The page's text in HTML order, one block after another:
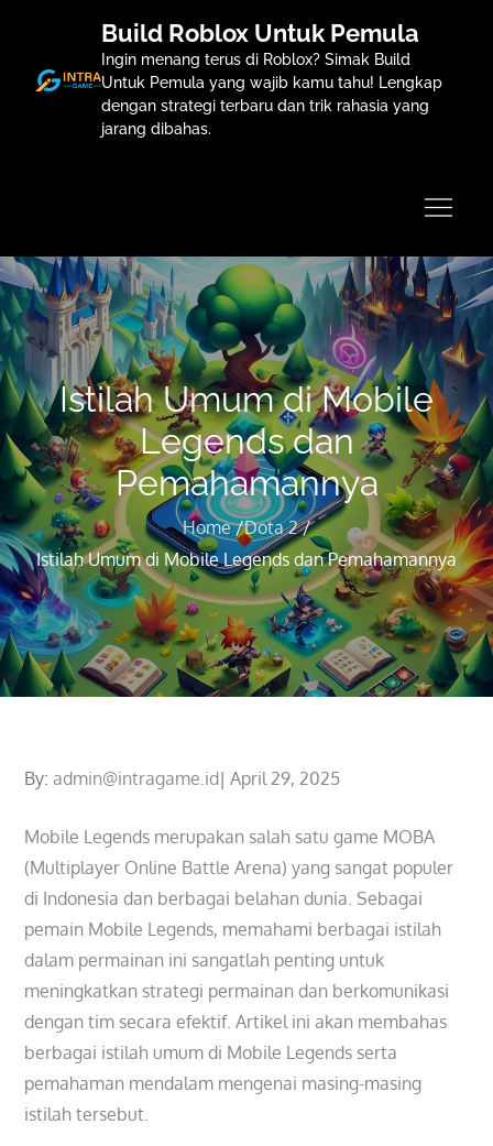
content
Build Roblox Untuk Pemula
Ingin menang terus di Roblox? Simak Build
Untuk Pemula yang wajib kamu tahu! Lengkap
dengan strategi terbaru dan trik rahasia yang
jarang dibahas.
Istilah Umum di Mobile
Legends dan
Pemahamannya
Home Dota 2
Istilah Umum di Mobile Legends dan Pemahamannya
By:admin@intragame.id Posted
April 29, 2025
Mobile Legends merupakan salah satu game MOBA
(Multiplayer Online Battle Arena) yang sangat populer
di Indonesia dan berbagai belahan dunia. Sebagai
pemain Mobile Legends, memahami berbagai istilah
dalam permainan ini sangatlah penting untuk
meningkatkan strategi permainan dan berkomunikasi
dengan tim secara efektif. Artikel ini akan membahas
berbagai istilah umum di Mobile Legends serta
pemahaman mendalam mengenai masing-masing
istilah tersebut.